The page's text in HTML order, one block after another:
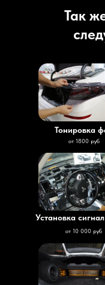
Так
Тонировка
от 1800 руб
Установка
от 10 000 руб